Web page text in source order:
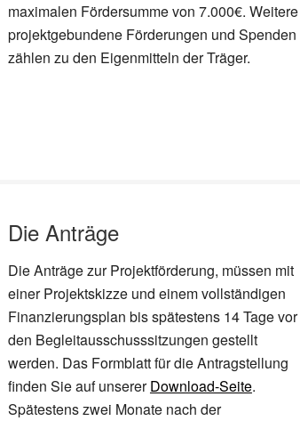
maximalen Fördersumme von 7.000€. Weitere
projektgebundene Förderungen und Spenden
zählen zu den Eigenmitteln der Träger.
Die Anträge
Die Anträge zur Projektförderung, müssen mit
einer Projektskizze und einem vollständigen
Finanzierungsplan bis spätestens 14 Tage vor
den Begleitausschusssitzungen gestellt
werden. Das Formblatt für die Antragstellung
finden Sie auf unsererDownload-Seite.
Spätestens zwei Monate nach der